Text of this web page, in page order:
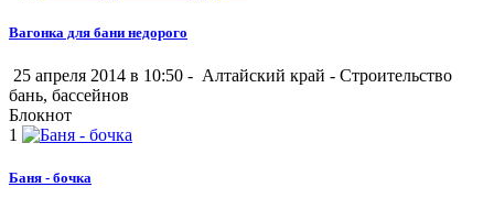
Вагонка для бани недорого
25 апреля 2014 в 10:50 - Алтайский край - Строительство
бань, бассейнов
Блокнот
1
Баня - бочка